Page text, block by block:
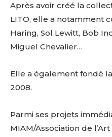
Après avoir créé la
LITO, elle a notamment
Haring, Sol Lewitt, Bob
Miguel Chevalier…
Elle a également fondé
2008.
Parmi ses projets
MIAM/Association de